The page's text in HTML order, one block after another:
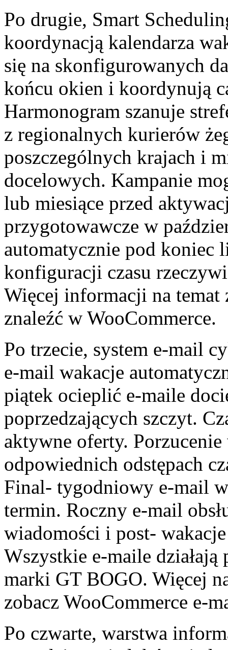
Po drugie, Smart
koordynacją kalendarza
się na skonfigurowanych
końcu okien i koordynują
Harmonogram szanuje
z regionalnych kurierów
poszczególnych krajach i
docelowych. Kampanie
lub miesiące przed
przygotowawcze w
automatycznie pod koniec
konfiguracji czasu
Więcej informacji na temat
znaleźć w WooCommerce.
Po trzecie, system e-mail
e-mail wakacje
piątek ocieplić e-maile
poprzedzających szczyt.
aktywne oferty.
odpowiednich odstępach
Final- tygodniowy e-mail
termin. Roczny e-mail
wiadomości i post-
Wszystkie e-maile
marki GT BOGO. Więcej
zobacz WooCommerce e-
Po czwarte, warstwa